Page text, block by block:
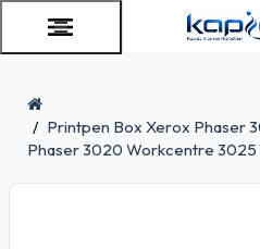
Printpen Box Xerox Phaser
Phaser 3020 Workcentre 3025